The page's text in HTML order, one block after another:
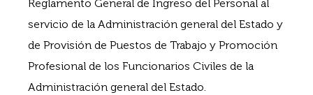
Reglamento General de Ingreso del Personal al
servicio de la Administración general del Estado y
de Provisión de Puestos de Trabajo y Promoción
Profesional de los Funcionarios Civiles de la
Administración general del Estado.